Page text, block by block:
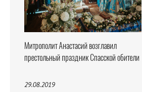
Митрополит Анастасий возглавил
престольный праздник Спасской обители
29.08.2019